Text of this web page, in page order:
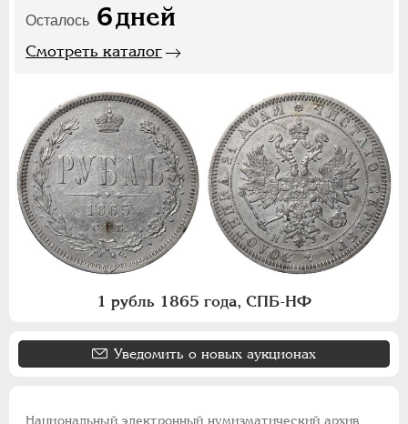
Осталось 6дней
Смотреть каталог
1 рубль 1865 года, СПБ-НФ
Уведомить о новых аукционах
Национальный электронный нумизматический архив